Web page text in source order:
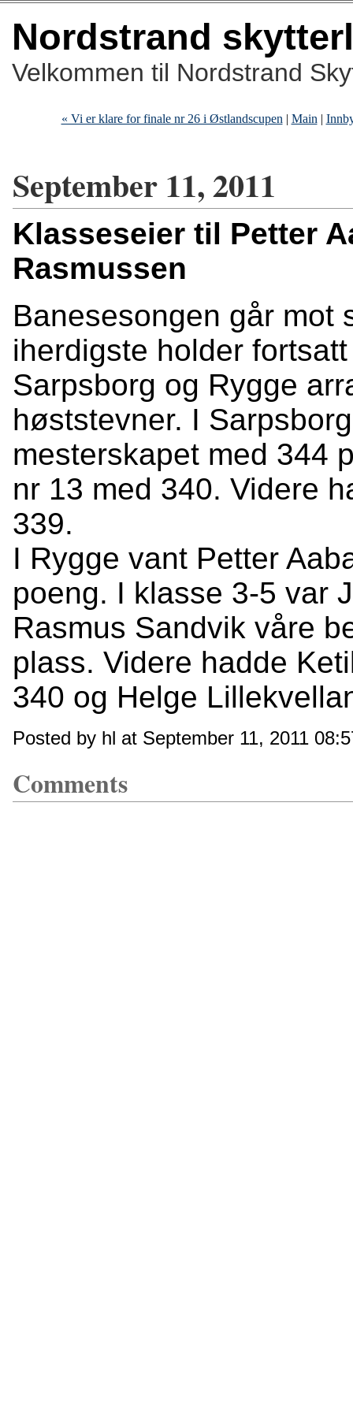
Nordstrand
Velkommen til Nordstrand
« Vi er klare for finale nr 26 i Østlandscupen | Main |
September 11, 2011
Klasseseier til Petter
Rasmussen
Banesesongen går mot
iherdigste holder
Sarpsborg og Rygge
høststevner. I
mesterskapet med 344
nr 13 med 340. Videre
339.
I Rygge vant Petter
poeng. I klasse 3-5 var
Rasmus Sandvik våre
plass. Videre hadde
340 og Helge
Posted by hl at September 11, 2011
Comments